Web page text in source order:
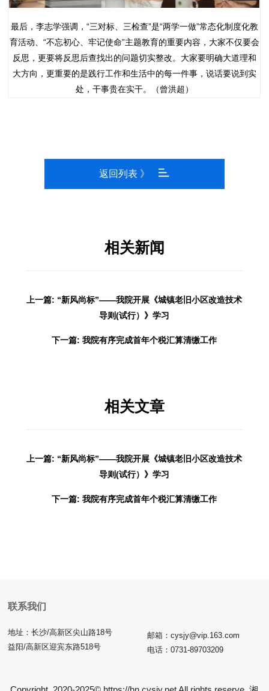
最后，李志学强调，“三对标、三检查”是“两学一做”常态化制度化教
育活动、“不忘初心、牢记使命”主题教育的重要内容，大家不仅要会
反思，更要将反思后查找出的问题切实整改。大家要明确大道理和
大方向，更重要的是践行工作和生活中的每一件事，说话要说到实
处，干事贵在实干。（曾洪超）
返回列表 》
相关新闻
上一篇: “新风尚标”——我院开展《城镇老旧小区改造技术
导则(试行）》学习
下一篇: 我院有序完成首年个税汇算清缴工作
相关文章
上一篇: “新风尚标”——我院开展《城镇老旧小区改造技术
导则(试行）》学习
下一篇: 我院有序完成首年个税汇算清缴工作
联系我们
地址：长沙/高新区尖山路18号
益阳/高新区迎宾东路518号
邮箱：cysjy@vip.163.com
电话：0731-89703209